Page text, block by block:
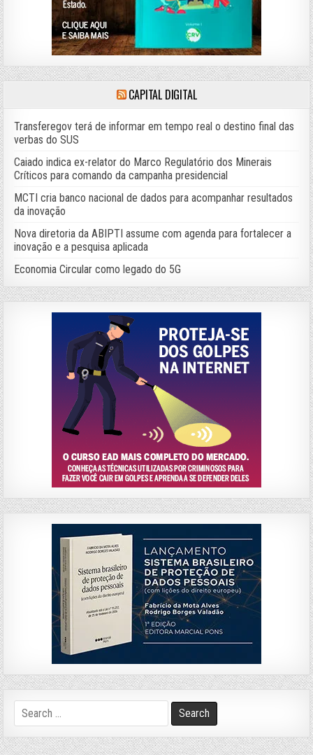
CAPITAL DIGITAL
Transferegov terá de informar em tempo real o destino final das
verbas do SUS
Caiado indica ex-relator do Marco Regulatório dos Minerais
Críticos para comando da campanha presidencial
MCTI cria banco nacional de dados para acompanhar resultados
da inovação
Nova diretoria da ABIPTI assume com agenda para fortalecer a
inovação e a pesquisa aplicada
Economia Circular como legado do 5G
Search
for: